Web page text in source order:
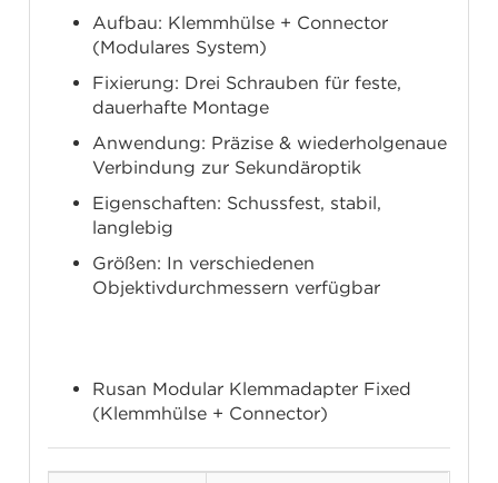
Aufbau: Klemmhülse + Connector
(Modulares System)
Fixierung: Drei Schrauben für feste,
dauerhafte Montage
Anwendung: Präzise & wiederholgenaue
Verbindung zur Sekundäroptik
Eigenschaften: Schussfest, stabil,
langlebig
Größen: In verschiedenen
Objektivdurchmessern verfügbar
Rusan Modular Klemmadapter Fixed
(Klemmhülse + Connector)